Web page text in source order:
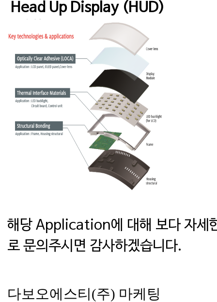
Head Up Display (HUD)
해당 Application에 대해 보다 자세
로 문의주시면 감사하겠습니다.
다보오에스티(주) 마케팅